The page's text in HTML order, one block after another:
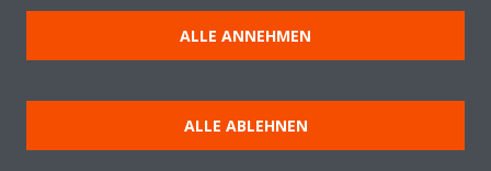
Impressum
Hinweis zu Cookies
Datenschutzerklärung
ALLE ANNEHMEN
ALLE ABLEHNEN